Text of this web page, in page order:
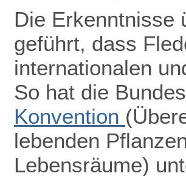
Die Erkenntnisse
geführt, dass
internationalen
So hat die
Konvention
lebenden
Lebensräume)